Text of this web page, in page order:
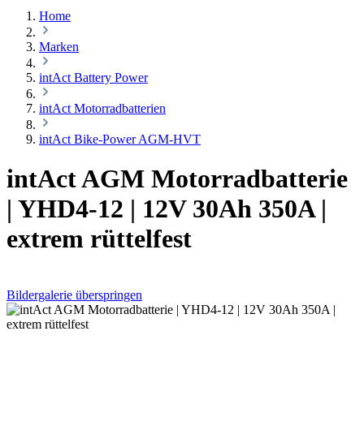
Home
Marken
intAct Battery Power
intAct Motorradbatterien
intAct Bike-Power AGM-HVT
intAct AGM Motorradbatterie
| YHD4-12 | 12V 30Ah 350A |
extrem rüttelfest
Bildergalerie überspringen